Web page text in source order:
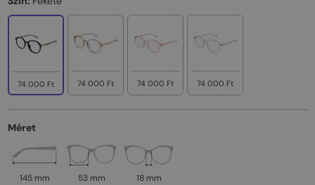
74 000 Ft 74 000 Ft 74 000 Ft 74 000 Ft
Méret
145 mm 53 mm 18 mm